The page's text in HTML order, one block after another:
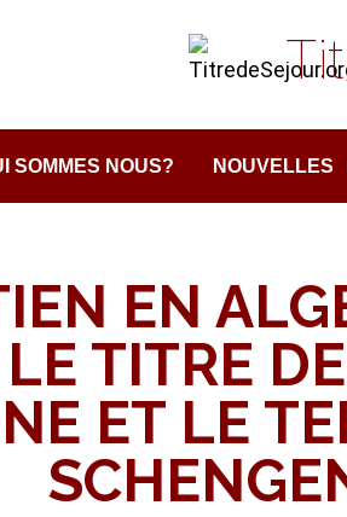
SOMMES NOUS? NOUVELLES
EN
TITRE
ET LE